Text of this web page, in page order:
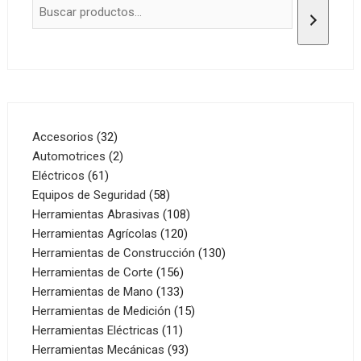
Accesorios 3232
productos
Automotrices 22
Eléctricos 6161
productos
Equipos de Seguridad 5858
productos
Herramientas Abrasivas 108108
productos
Herramientas Agrícolas 120120
productos
Herramientas de Construcción 130130
Herramientas de Corte 156156
productos
Herramientas de Mano 133133
productos
Herramientas de Medición 1515
Herramientas Eléctricas 1111
productos
Herramientas Mecánicas 9393